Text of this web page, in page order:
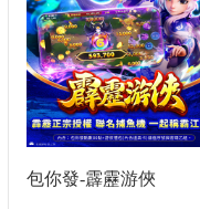
包你發-霹靂游俠